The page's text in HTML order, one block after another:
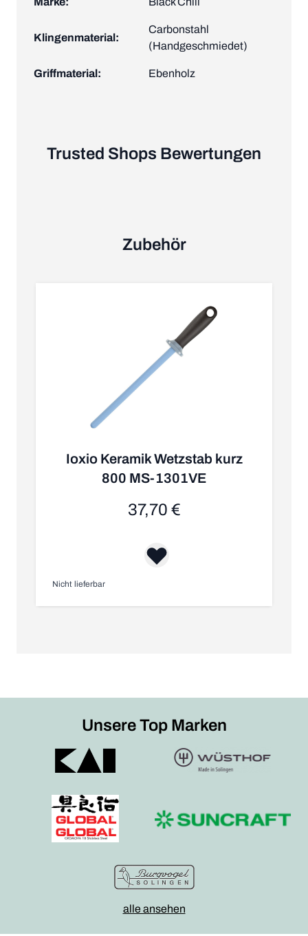
Klingenmaterial:
Carbonstahl
(Handgeschmiedet)
Griffmaterial: Ebenholz
Trusted Shops Bewertungen
Zubehör
Ioxio Keramik Wetzstab kurz
800 MS-1301VE
37,70 €
Nicht lieferbar
Unsere Top Marken
alle ansehen